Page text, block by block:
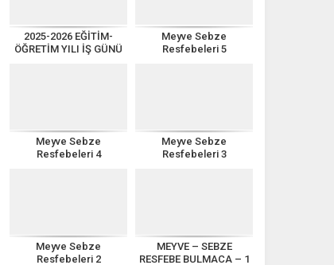
2025-2026 EĞİTİM-
ÖĞRETİM YILI İŞ GÜNÜ
Meyve Sebze
Resfebeleri 5
Meyve Sebze
Resfebeleri 4
Meyve Sebze
Resfebeleri 3
Meyve Sebze
Resfebeleri 2
MEYVE – SEBZE
RESFEBE BULMACA – 1